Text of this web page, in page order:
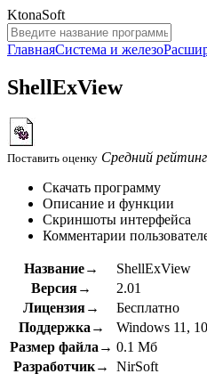
KtonaSoft
ГлавнаяСистема и железо
ShellExView
Поставить оценку Средний
Скачать программу
Описание и функции
Скриншоты интерфейса
Комментарии
Название→
ShellExView
Версия→
2.01
Лицензия→
Бесплатно
Поддержка→
Windows 11,
Размер файла→ 0.1 Мб
Разработчик→
NirSoft